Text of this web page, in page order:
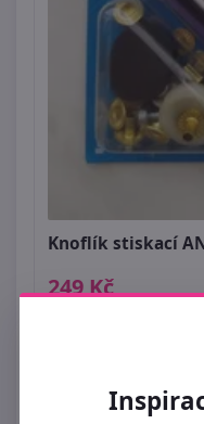
Knoflík stiskací
249 Kč